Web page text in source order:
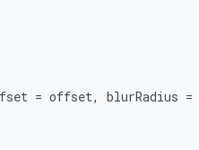
= offset, blurRadius =